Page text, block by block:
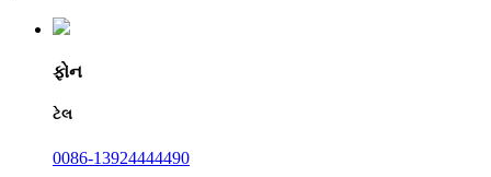
ફોન
ટેલ
0086-13924444490